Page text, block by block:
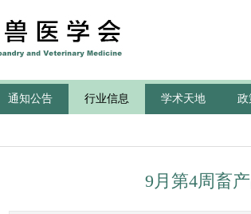
通知公告 行业信息 学术天地 政
9月第4周畜